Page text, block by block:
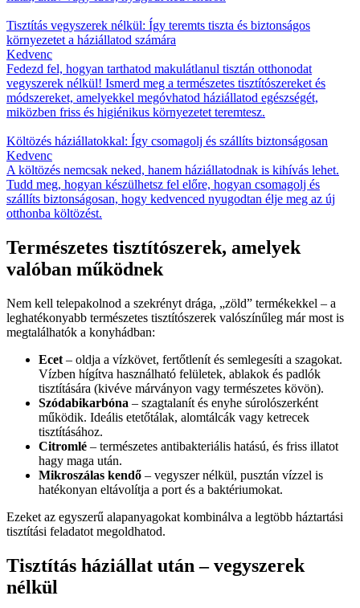
Tisztítás vegyszerek nélkül: Így teremts tiszta és biztonságos
környezetet a háziállatod számára
Kedvenc
Fedezd fel, hogyan tarthatod makulátlanul tisztán otthonodat
vegyszerek nélkül! Ismerd meg a természetes tisztítószereket és
módszereket, amelyekkel megóvhatod háziállatod egészségét,
miközben friss és higiénikus környezetet teremtesz.
Költözés háziállatokkal: Így csomagolj és szállíts biztonságosan
Kedvenc
A költözés nemcsak neked, hanem háziállatodnak is kihívás lehet.
Tudd meg, hogyan készülhetsz fel előre, hogyan csomagolj és
szállíts biztonságosan, hogy kedvenced nyugodtan élje meg az új
otthonba költözést.
Természetes tisztítószerek, amelyek
valóban működnek
Nem kell telepakolnod a szekrényt drága, „zöld” termékekkel – a
leghatékonyabb természetes tisztítószerek valószínűleg már most is
megtalálhatók a konyhádban:
Ecet – oldja a vízkövet, fertőtlenít és semlegesíti a szagokat.
Vízben hígítva használható felületek, ablakok és padlók
tisztítására (kivéve márványon vagy természetes kövön).
Szódabikarbóna – szagtalanít és enyhe súrolószerként
működik. Ideális etetőtálak, alomtálcák vagy ketrecek
tisztításához.
Citromlé – természetes antibakteriális hatású, és friss illatot
hagy maga után.
Mikroszálas kendő – vegyszer nélkül, pusztán vízzel is
hatékonyan eltávolítja a port és a baktériumokat.
Ezeket az egyszerű alapanyagokat kombinálva a legtöbb háztartási
tisztítási feladatot megoldhatod.
Tisztítás háziállat után – vegyszerek
nélkül